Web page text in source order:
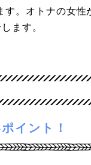
。オトナの女性
ます。
イント！